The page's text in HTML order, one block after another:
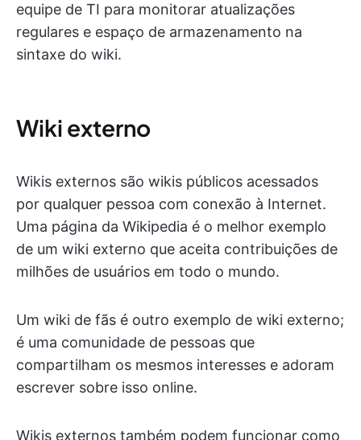
equipe de TI para monitorar atualizações
regulares e espaço de armazenamento na
sintaxe do wiki.
Wiki externo
Wikis externos são wikis públicos acessados
por qualquer pessoa com conexão à Internet.
Uma página da Wikipedia é o melhor exemplo
de um wiki externo que aceita contribuições de
milhões de usuários em todo o mundo.
Um wiki de fãs é outro exemplo de wiki externo;
é uma comunidade de pessoas que
compartilham os mesmos interesses e adoram
escrever sobre isso online.
Wikis externos também podem funcionar como